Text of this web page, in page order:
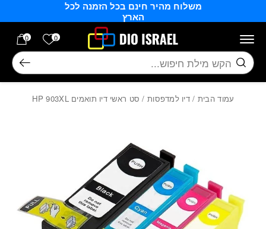
משלוח מהיר חינם בכל הזמנה לכל
הארץ
0 הרשימה
0
חיפוש
עמוד הבית / דיו למדפסות / סט ראשי דיו תואמים HP 903XL